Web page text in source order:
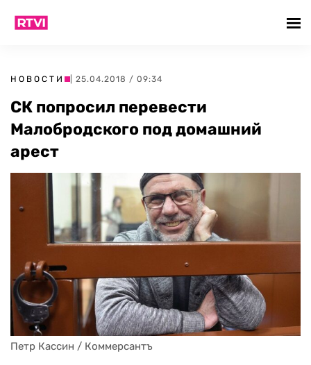
НОВОСТИ | 25.04.2018 / 09:34
СК попросил перевести
Малобродского под домашний
арест
Петр Кассин / Коммерсантъ